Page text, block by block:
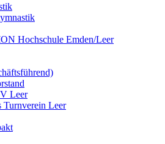
Hochschule Emden/Leer
Leer
Turnverein Leer